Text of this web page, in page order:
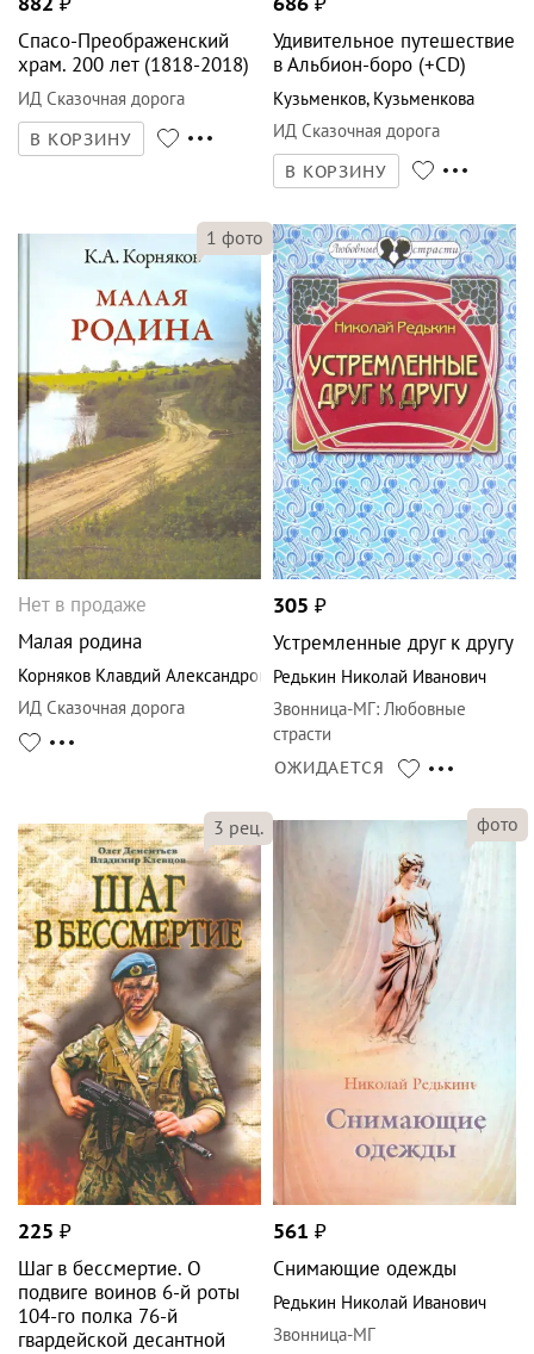
Спасо-Преображенский
храм. 200 лет (1818-2018)
ИД Сказочная дорога
В КОРЗИНУ
Удивительное путешествие
в Альбион-боро (+CD)
Кузьменков, Кузьменкова
ИД Сказочная дорога
В КОРЗИНУ
1 фото
Нет в продаже
Малая родина
Корняков Клавдий Александрович
ИД Сказочная дорога
305 ₽
Устремленные друг к другу
Редькин Николай Иванович
Звонница-МГ: Любовные
страсти
ОЖИДАЕТСЯ
3 рец.
225 ₽
Шаг в бессмертие. О
подвиге воинов 6-й роты
104-го полка 76-й
гвардейской десантной
фото
561 ₽
Снимающие одежды
Редькин Николай Иванович
Звонница-МГ